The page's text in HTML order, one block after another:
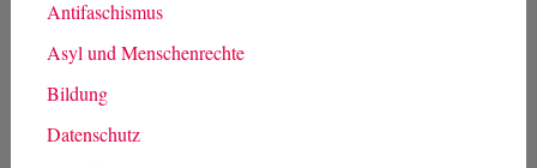
STOPPACTA
Tempora TTIP vds Vectoring